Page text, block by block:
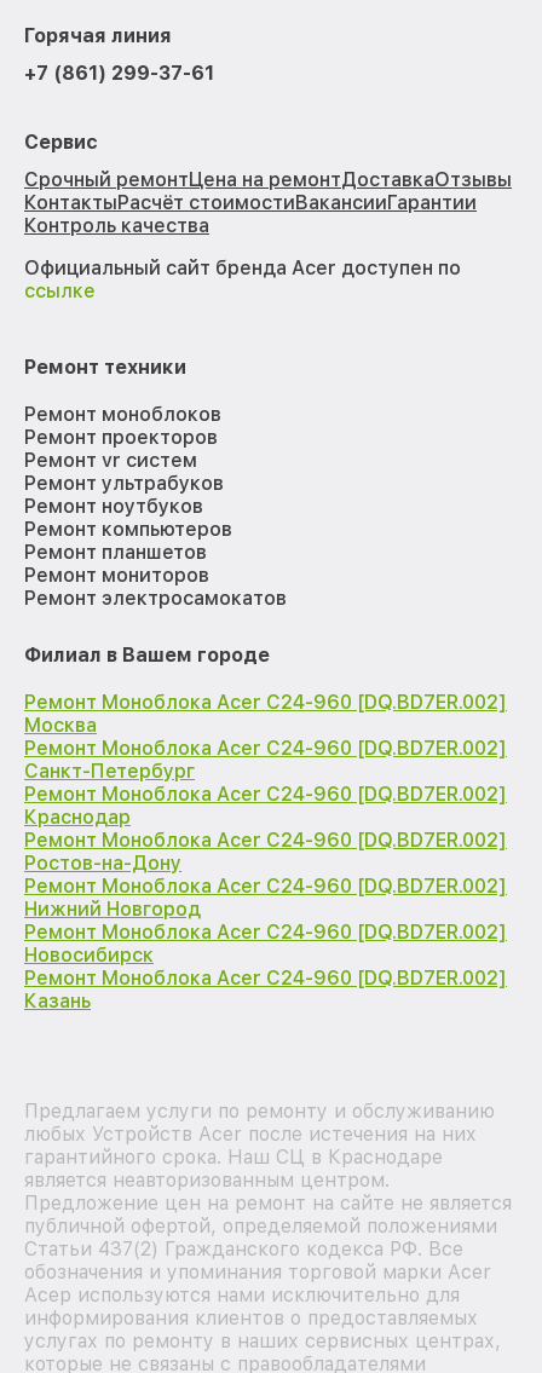
Горячая линия
+7 (861) 299-37-61
Сервис
Срочный ремонтЦена на ремонтДоставкаОтзывы
КонтактыРасчёт стоимостиВакансииГарантии
Контроль качества
Официальный сайт бренда Acer доступен по
ссылке
Ремонт техники
Ремонт моноблоков
Ремонт проекторов
Ремонт vr систем
Ремонт ультрабуков
Ремонт ноутбуков
Ремонт компьютеров
Ремонт планшетов
Ремонт мониторов
Ремонт электросамокатов
Филиал в Вашем городе
Ремонт Моноблока Acer C24-960 [DQ.BD7ER.002]
Москва
Ремонт Моноблока Acer C24-960 [DQ.BD7ER.002]
Санкт-Петербург
Ремонт Моноблока Acer C24-960 [DQ.BD7ER.002]
Краснодар
Ремонт Моноблока Acer C24-960 [DQ.BD7ER.002]
Ростов-на-Дону
Ремонт Моноблока Acer C24-960 [DQ.BD7ER.002]
Нижний Новгород
Ремонт Моноблока Acer C24-960 [DQ.BD7ER.002]
Новосибирск
Ремонт Моноблока Acer C24-960 [DQ.BD7ER.002]
Казань
Предлагаем услуги по ремонту и обслуживанию
любых Устройств Acer после истечения на них
гарантийного срока. Наш СЦ в Краснодаре
является неавторизованным центром.
Предложение цен на ремонт на сайте не является
публичной офертой, определяемой положениями
Статьи 437(2) Гражданского кодекса РФ. Все
обозначения и упоминания торговой марки Acer
Асер используются нами исключительно для
информирования клиентов о предоставляемых
услугах по ремонту в наших сервисных центрах,
которые не связаны с правообладателями